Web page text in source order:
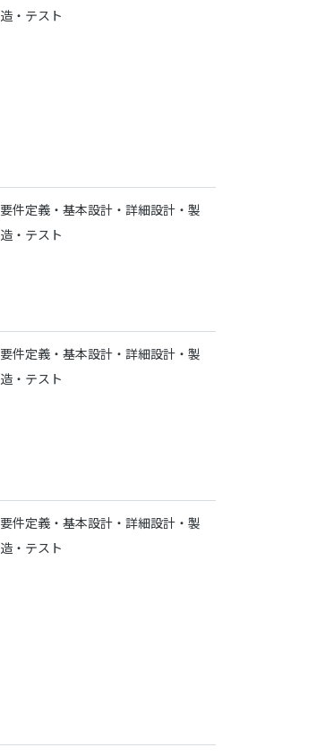
造・テスト
要件定義・基本設計・詳細設計・製
造・テスト
要件定義・基本設計・詳細設計・製
造・テスト
要件定義・基本設計・詳細設計・製
造・テスト